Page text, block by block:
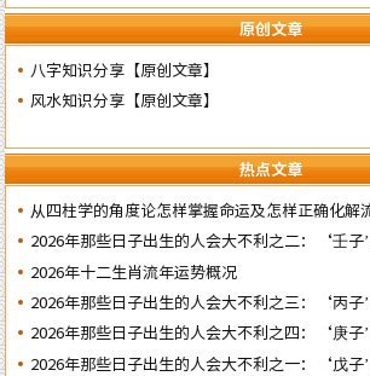
原创文章
八字知识分享【原创文章】
风水知识分享【原创文章】
热点文章
从四柱学的角度论怎样掌握命运及怎样正确化解
祸
2026年那些日子出生的人会大不利之二：‘壬子
2026年十二生肖流年运势概况
2026年那些日子出生的人会大不利之三：‘丙子
2026年那些日子出生的人会大不利之四：‘庚子
2026年那些日子出生的人会大不利之一：‘戊子